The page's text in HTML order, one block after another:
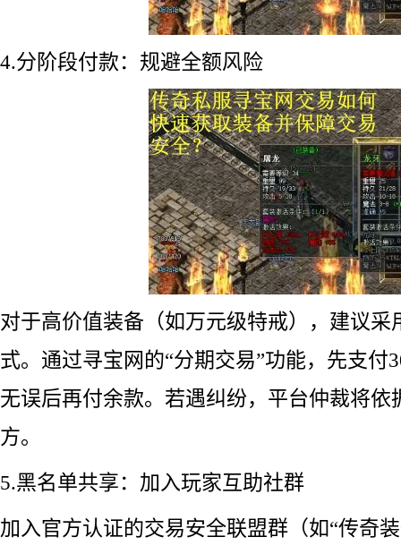
4.分阶段付款：规避全额风险
对于高价值装备（如万元级特戒），建议采
式。通过寻宝网的“分期交易”功能，先支付
无误后再付余款。若遇纠纷，平台仲裁将依
方。
5.黑名单共享：加入玩家互助社群
加入官方认证的交易安全联盟群（如“传奇